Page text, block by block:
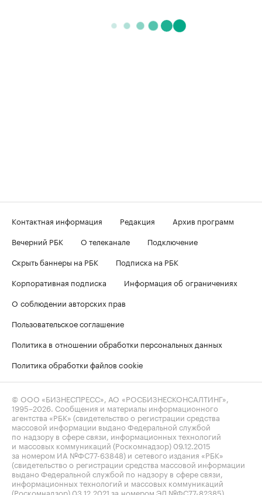
Контактная информация Редакция
Архив программ
Вечерний РБК
О телеканале
Подключение
Скрыть баннеры на РБК
Подписка на РБК
Корпоративная подписка
Информация об ограничениях
О соблюдении авторских прав
Пользовательское соглашение
Политика в отношении обработки персональных данных
Политика обработки файлов cookie
© ООО «БИЗНЕСПРЕСС», АО «РОСБИЗНЕСКОНСАЛТИНГ»,
1995–2026 . Сообщения и материалы информационного
агентства «РБК» (свидетельство о регистрации средства
массовой информации выдано Федеральной службой
по надзору в сфере связи, информационных технологий
и массовых коммуникаций (Роскомнадзор) 09.12.2015
за номером ИА №ФС77-63848) и сетевого издания «РБК»
(свидетельство о регистрации средства массовой информации
выдано Федеральной службой по надзору в сфере связи,
информационных технологий и массовых коммуникаций
(Роскомнадзор) 03.12.2021 за номером ЭЛ №ФС77-82385)